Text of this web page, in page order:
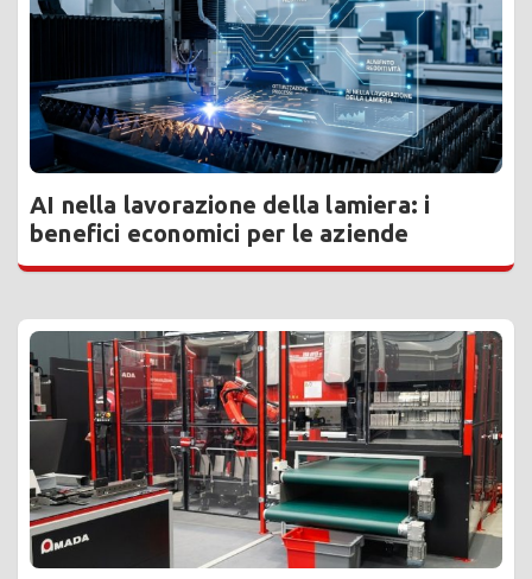
AI nella lavorazione della lamiera: i
benefici economici per le aziende